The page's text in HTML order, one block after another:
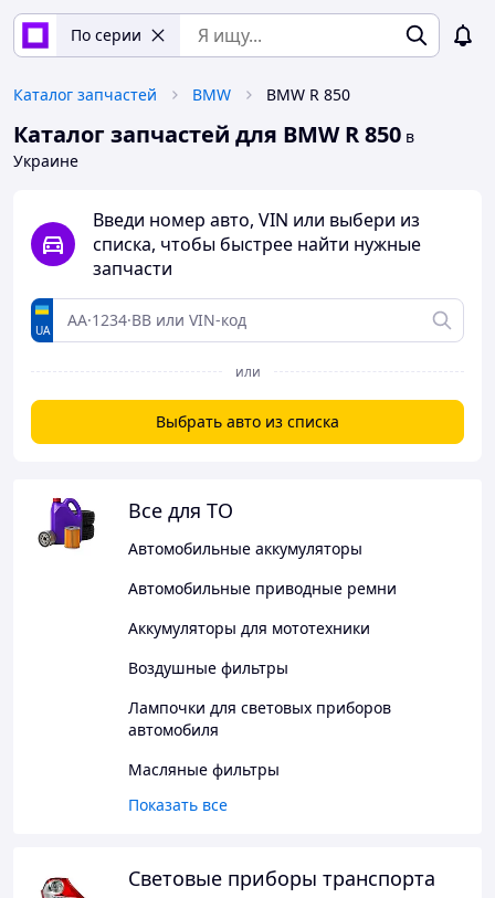
По серии
Каталог запчастей BMW BMW R 850
Каталог запчастей для BMW R 850 в
Украине
Введи номер авто, VIN или выбери из
списка, чтобы быстрее найти нужные
запчасти
UA
или
Выбрать авто из списка
Все для ТО
Автомобильные аккумуляторы
Автомобильные приводные ремни
Аккумуляторы для мототехники
Воздушные фильтры
Лампочки для световых приборов
автомобиля
Масляные фильтры
Показать все
Световые приборы транспорта